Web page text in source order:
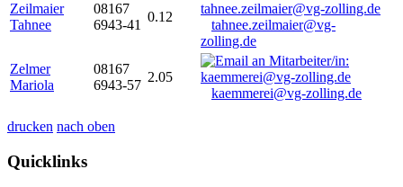
Zeilmaier
Tahnee
08167
6943-41
0.12
tahnee.zeilmaier@vg-
zolling.de
Zelmer
Mariola
08167
6943-57
2.05
kaemmerei@vg-zolling.de
drucken nach oben
Quicklinks